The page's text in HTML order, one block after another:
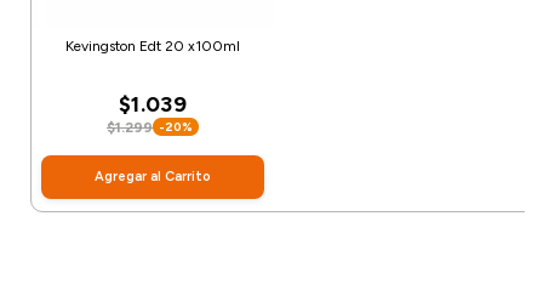
Kevingston Edt 20 x100ml
$1.039
$1.299 -20%
Agregar al Carrito